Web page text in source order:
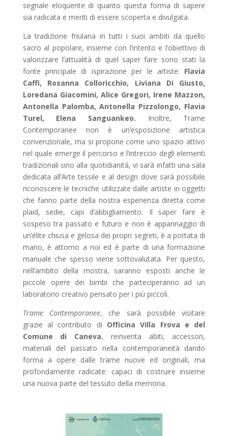
segnale eloquente di quanto questa forma di sapere
sia radicata e meriti di essere scoperta e divulgata.
La tradizione friulana in tutti i suoi ambiti da quello
sacro al popolare, insieme con l’intento e l’obiettivo di
valorizzare l’attualità di quel saper fare sono stati la
fonte principale di ispirazione per le artiste: Flavia
Caffi, Rosanna Colloricchio, Liviana Di Giusto,
Loredana Giacomini, Alice Gregori, Irene Mazzon,
Antonella Palomba, Antonella Pizzolongo, Flavia
Turel, Elena Sanguankeo. Inoltre, Trame
Contemporanee non è un’esposizione artistica
convenzionale, ma si propone come uno spazio attivo
nel quale emerge il percorso e l’intreccio degli elementi
tradizionali sino alla quotidianità, vi sarà infatti una sala
dedicata all’Arte tessile e al design dove sarà possibile
riconoscere le tecniche utilizzate dalle artiste in oggetti
che fanno parte della nostra esperienza diretta come
plaid, sedie, capi d’abbigliamento. Il saper fare è
sospeso tra passato e futuro e non è appannaggio di
un’élite chiusa e gelosa dei propri segreti, è a portata di
mano, è attorno a noi ed è parte di una formazione
manuale che spesso viene sottovalutata. Per questo,
nell’ambito della mostra, saranno esposti anche le
piccole opere dei bimbi che parteciperanno ad un
laboratorio creativo pensato per i più piccoli.
Trame Contemporanee, che sarà possibile visitare
grazie al contributo di Officina Villa Frova e del
Comune di Caneva, reinventa abiti, accessori,
materiali del passato nella contemporaneità dando
forma a opere dalle trame nuove ed originali, ma
profondamente radicate: capaci di costruire insieme
una nuova parte del tessuto della memoria.